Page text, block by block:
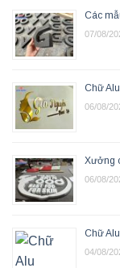
Các
07/08/
Chữ
06/08/
Xưởng
06/08/
Chữ
04/08/